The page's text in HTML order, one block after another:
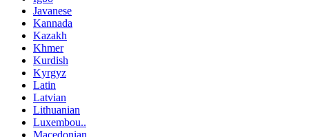
Javanese
Kannada
Kazakh
Khmer
Kurdish
Kyrgyz
Latin
Latvian
Lithuanian
Luxembou..
Macedonian